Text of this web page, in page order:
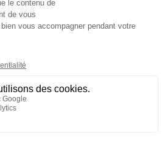
légales-CGV-Politique de
cookies